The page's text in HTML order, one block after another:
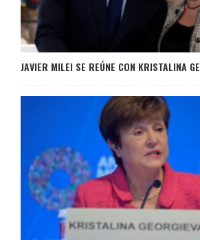
JAVIER MILEI SE REÚNE CON KRISTALINA